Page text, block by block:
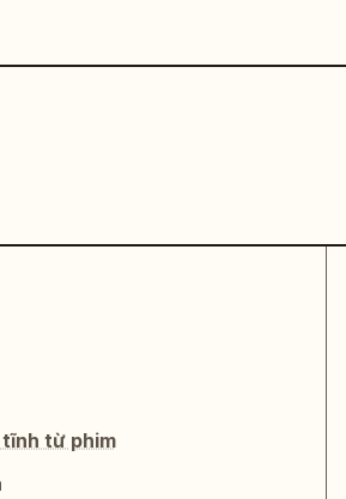
từ phim